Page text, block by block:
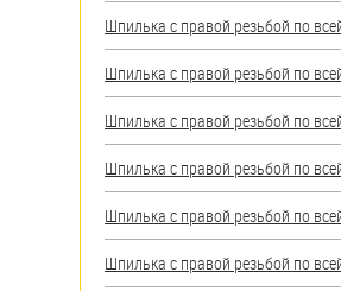
Шпилька с правой резьбой по
Шпилька с правой резьбой по
Шпилька с правой резьбой по
Шпилька с правой резьбой по
Шпилька с правой резьбой по
Шпилька с правой резьбой по